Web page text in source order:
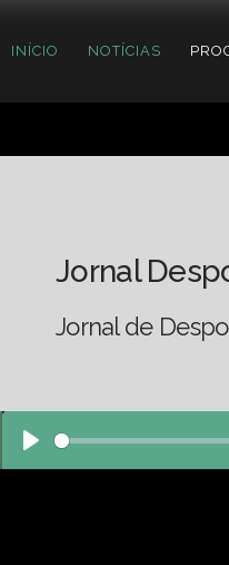
INÍCIO NOTÍCIAS
Jornal
Jornal de
Play